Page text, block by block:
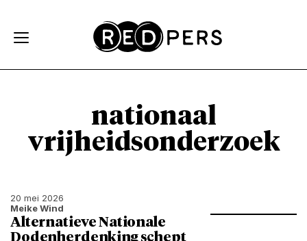
nationaal
vrijheidsonderzoek
20 mei 2026
Meike Wind
Alternatieve Nationale
Dodenherdenking schept